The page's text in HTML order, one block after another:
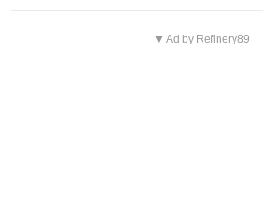
▼ Ad by Refinery89